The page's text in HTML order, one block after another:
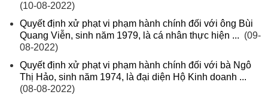
(10-08-2022)
Quyết định xử phạt vi phạm hành chính đối với ông Bùi
Quang Viễn, sinh năm 1979, là cá nhân thực hiện ... (09-
08-2022)
Quyết định xử phạt vi phạm hành chính đối với bà Ngô
Thị Hảo, sinh năm 1974, là đại diện Hộ Kinh doanh ...
(08-08-2022)